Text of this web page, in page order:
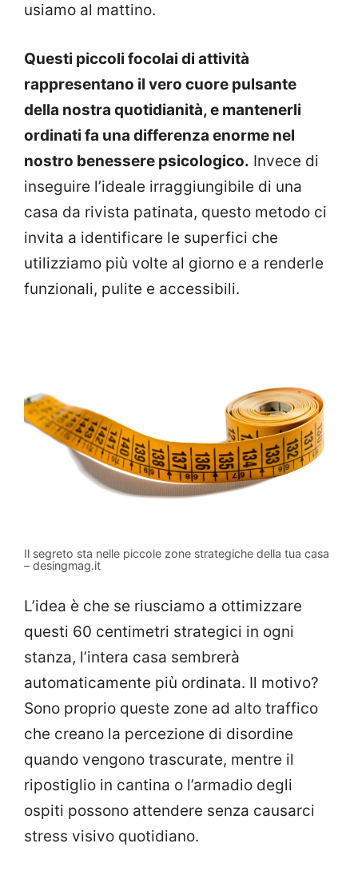
usiamo al mattino.
Questi piccoli focolai di attività
rappresentano il vero cuore pulsante
della nostra quotidianità, e mantenerli
ordinati fa una differenza enorme nel
nostro benessere psicologico. Invece di
inseguire l’ideale irraggiungibile di una
casa da rivista patinata, questo metodo ci
invita a identificare le superfici che
utilizziamo più volte al giorno e a renderle
funzionali, pulite e accessibili.
Il segreto sta nelle piccole zone strategiche della tua casa
– desingmag.it
L’idea è che se riusciamo a ottimizzare
questi 60 centimetri strategici in ogni
stanza, l’intera casa sembrerà
automaticamente più ordinata. Il motivo?
Sono proprio queste zone ad alto traffico
che creano la percezione di disordine
quando vengono trascurate, mentre il
ripostiglio in cantina o l’armadio degli
ospiti possono attendere senza causarci
stress visivo quotidiano.